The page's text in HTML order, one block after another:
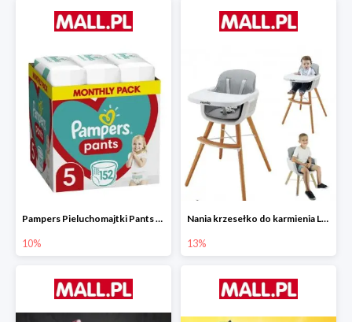
Pampers Pieluchomajtki Pants 5 (12-17 kg) 152 szt.
10%
Nania krzesełko do karmienia LUNA 2w1
13%